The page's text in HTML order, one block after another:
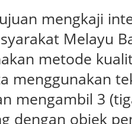
mengkaji
Melayu
metode
menggunakan
mengambil 3
dengan objek